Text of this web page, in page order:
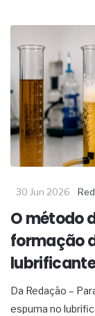
30 Jun 2026
O método
formação
Da Redação –
espuma no